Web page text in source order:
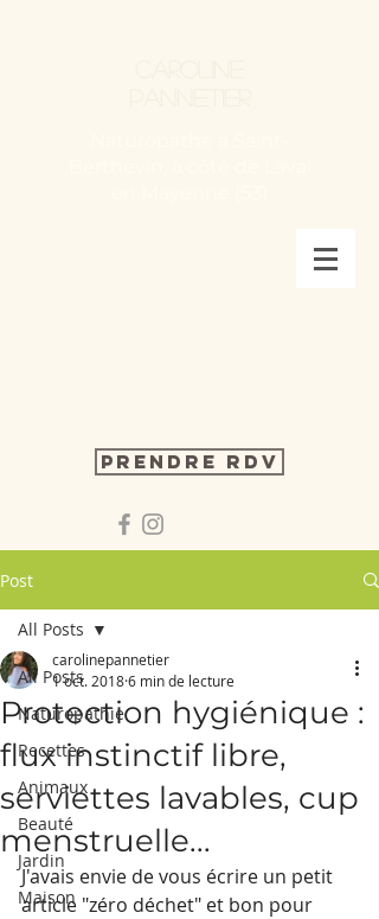
Prendre RDV
Post
All Posts
Naturopathie
Recettes
Animaux
Beauté
Jardin
Maison
All Posts
Protection hygiénique :
flux instinctif libre,
serviettes lavables, cup
menstruelle...
carolinepannetier
1 oct. 20186 min de lecture
J'avais envie de vous écrire un petit
article "zéro déchet" et bon pour